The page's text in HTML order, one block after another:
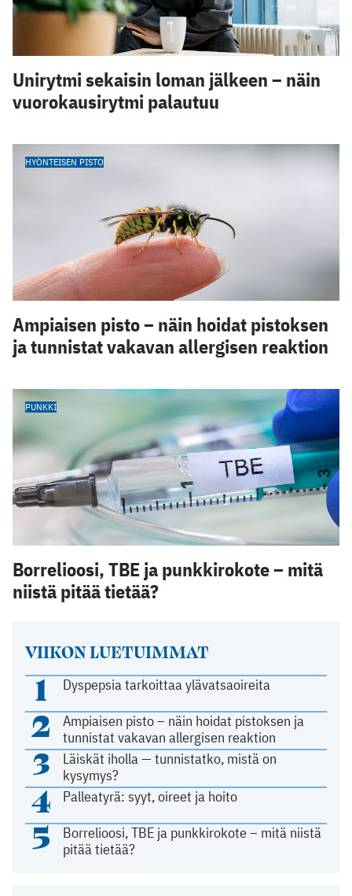
VIIKON LUETUIMMAT
1 Dyspepsia tarkoittaa ylävatsaoireita
2
Ampiaisen pisto – näin hoidat pistoksen ja
tunnistat vakavan allergisen reaktion
3
Läiskät iholla — tunnistatko, mistä on
kysymys?
4 Palleatyrä: syyt, oireet ja hoito
5
Borrelioosi, TBE ja punkkirokote – mitä niistä
pitää tietää?
Unirytmi sekaisin loman jälkeen – näin
vuorokausirytmi palautuu
HYÖNTEISEN PISTO
Ampiaisen pisto – näin hoidat pistoksen
ja tunnistat vakavan allergisen reaktion
PUNKKI
Borrelioosi, TBE ja punkkirokote – mitä
niistä pitää tietää?